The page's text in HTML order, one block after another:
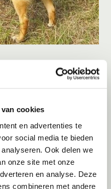
cookies
en advertenties te
social media te bieden
Ook delen we
onze site met onze
en analyse. Deze
combineren met andere